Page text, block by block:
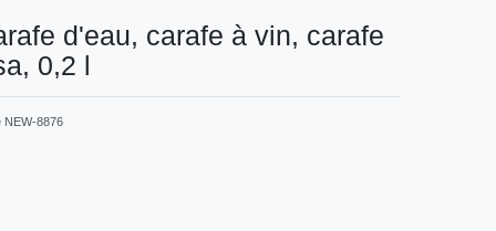
d'eau, carafe à vin, carafe
0,2 l
NEW-8876